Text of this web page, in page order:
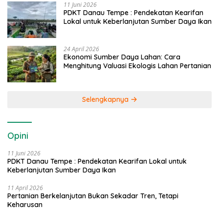
11 Juni 2026
PDKT Danau Tempe : Pendekatan Kearifan
Lokal untuk Keberlanjutan Sumber Daya Ikan
24 April 2026
Ekonomi Sumber Daya Lahan: Cara
Menghitung Valuasi Ekologis Lahan Pertanian
Selengkapnya
Opini
11 Juni 2026
PDKT Danau Tempe : Pendekatan Kearifan Lokal untuk
Keberlanjutan Sumber Daya Ikan
11 April 2026
Pertanian Berkelanjutan Bukan Sekadar Tren, Tetapi
Keharusan